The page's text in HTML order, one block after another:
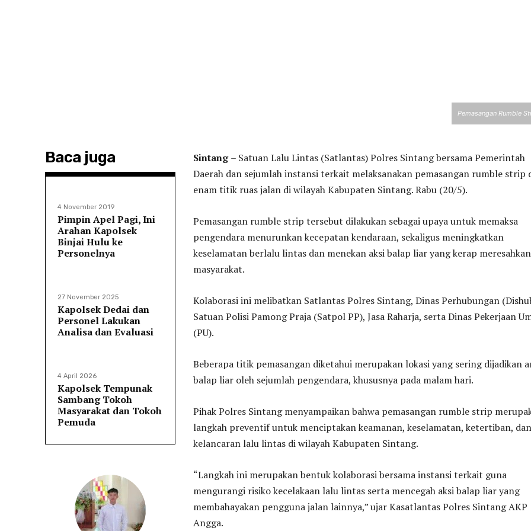
Pemasangan Rumble
Baca juga
4 November 2019
Pimpin Apel Pagi, Ini
Arahan Kapolsek
Binjai Hulu ke
Personelnya
27 November 2025
Kapolsek Dedai dan
Personel Lakukan
Analisa dan Evaluasi
4 April 2026
Kapolsek Tempunak
Sambang Tokoh
Masyarakat dan Tokoh
Pemuda
Sintang– Satuan Lalu Lintas (Satlantas) Polres Sintang bersama Pemerintah
Daerah dan sejumlah instansi terkait melaksanakan pemasangan rumble strip
enam titik ruas jalan di wilayah Kabupaten Sintang. Rabu (20/5).
Pemasangan rumble strip tersebut dilakukan sebagai upaya untuk memaksa
pengendara menurunkan kecepatan kendaraan, sekaligus meningkatkan
keselamatan berlalu lintas dan menekan aksi balap liar yang kerap meresahkan
masyarakat.
Kolaborasi ini melibatkan Satlantas Polres Sintang, Dinas Perhubungan
Satuan Polisi Pamong Praja (Satpol PP), Jasa Raharja, serta Dinas Pekerjaan
(PU).
Beberapa titik pemasangan diketahui merupakan lokasi yang sering dijadikan
balap liar oleh sejumlah pengendara, khususnya pada malam hari.
Pihak Polres Sintang menyampaikan bahwa pemasangan rumble strip
langkah preventif untuk menciptakan keamanan, keselamatan, ketertiban, dan
kelancaran lalu lintas di wilayah Kabupaten Sintang.
“Langkah ini merupakan bentuk kolaborasi bersama instansi terkait guna
mengurangi risiko kecelakaan lalu lintas serta mencegah aksi balap liar yang
membahayakan pengguna jalan lainnya,” ujar Kasatlantas Polres Sintang AKP
Angga.